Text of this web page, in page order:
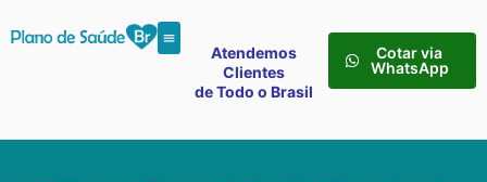
Atendemos
Clientes
de Todo o Brasil
Cotar via
WhatsApp